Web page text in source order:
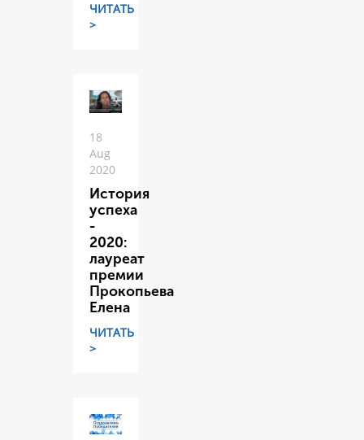
ЧИТАТЬ
>
18
Aug
2020
История
успеха
-
2020:
лауреат
премии
Прокопьева
Елена
ЧИТАТЬ
>